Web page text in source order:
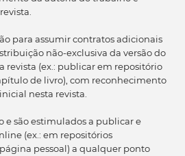
para assumir contratos adicionais
não-exclusiva da versão do
revista (ex.: publicar em repositório
de livro), com reconhecimento
nesta revista.
e são estimulados a publicar e
(ex.: em repositórios
pessoal) a qualquer ponto